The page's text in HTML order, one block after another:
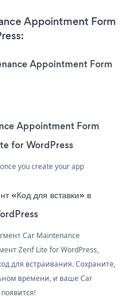
Appointment Form
Appointment Form
Appointment Form
for WordPress
you create your app
«Код для вставки» в
Car Maintenance
Zerif Lite for WordPress,
для встраивания. Сохраните,
времени, и ваше Car